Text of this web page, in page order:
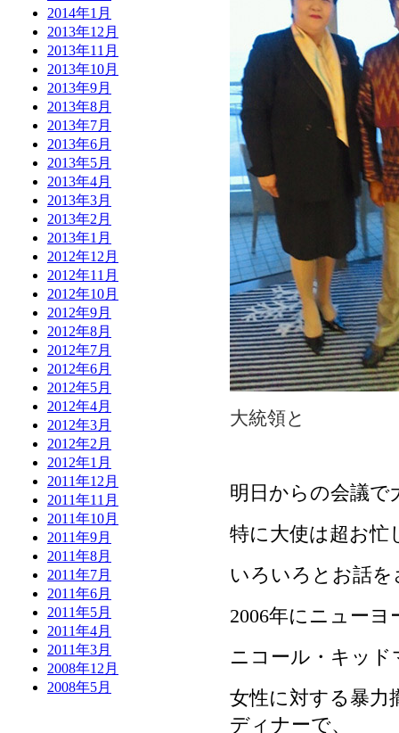
2014年1月
2013年12月
2013年11月
2013年10月
2013年9月
2013年8月
2013年7月
2013年6月
2013年5月
2013年4月
2013年3月
2013年2月
2013年1月
2012年12月
2012年11月
2012年10月
2012年9月
2012年8月
2012年7月
2012年6月
2012年5月
2012年4月
2012年3月
2012年2月
2012年1月
2011年12月
2011年11月
2011年10月
2011年9月
2011年8月
2011年7月
2011年6月
2011年5月
2011年4月
2011年3月
2008年12月
2008年5月
大統領と
明日からの会議で
特に大使は超お忙
いろいろとお話
2006年にニュー
ニコール・キッド
女性に対する暴力
ディナーで、